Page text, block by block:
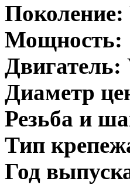
Поколение:
Мощность:
Двигатель:
Диаметр
Резьба и
Тип
Год